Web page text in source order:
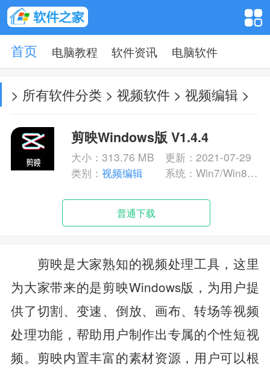
首页 电脑教程 软件资讯 电脑软件
> 所有软件分类 >视频软件 >视频编辑 >
剪映Windows版 V1.4.4
大小：313.76 MB
更新：2021-07-29
类别： 视频编辑 系统：Win7/Win8/Win10
普通下载
剪映是大家熟知的视频处理工具，这里
为大家带来的是剪映Windows版，为用户提
供了切割、变速、倒放、画布、转场等视频
处理功能，帮助用户制作出专属的个性短视
频。剪映内置丰富的素材资源，用户可以根